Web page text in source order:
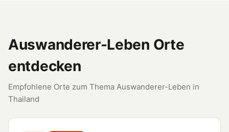
Auswanderer-Leben Orte
entdecken
Empfohlene Orte zum Thema Auswanderer-Leben in
Thailand